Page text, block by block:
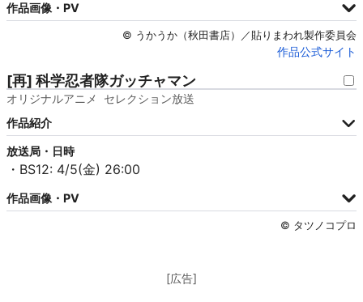
作品画像・PV
© うかうか（秋田書店）／貼りまわれ製作委員会
作品公式サイト
[再] 科学忍者隊ガッチャマン
オリジナルアニメ
セレクション放送
作品紹介
放送局・日時
・BS12: 4/5(金) 26:00
作品画像・PV
© タツノコプロ
[広告]